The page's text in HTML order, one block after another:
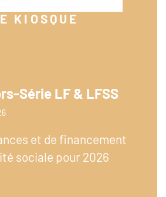
KIOSQUE
Série LF & LFSS
et de financement
sociale pour 2026